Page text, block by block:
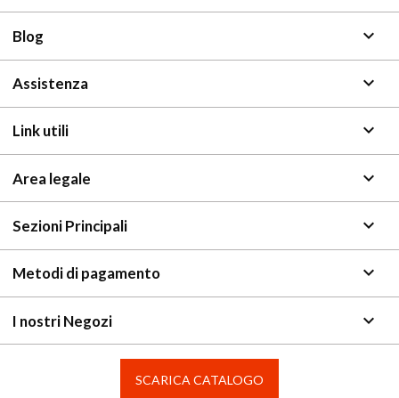
Blog keyboard_arrow_down
Assistenza keyboard_arrow_down
Link utili keyboard_arrow_down
Area legale keyboard_arrow_down
Sezioni Principali keyboard_arrow_down
Metodi di pagamento keyboard_arrow_down
I nostri Negozi keyboard_arrow_down
SCARICA CATALOGO